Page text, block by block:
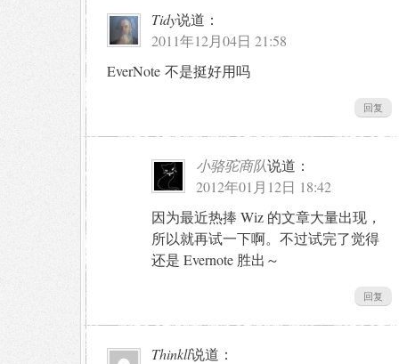
Tidy说道：
2011年12月04日 21:58
EverNote 不是挺好用吗
回复
小骆驼商队说道：
2012年01月12日 18:42
因为最近热捧 Wiz 的文章大量出现，
所以就再试一下啊。不过试完了觉得
还是 Evernote 胜出～
回复
Thinkll说道：